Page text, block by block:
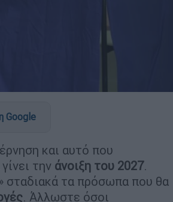
Google
και αυτό που
την άνοιξη του 2027.
σταδιακά τα πρόσωπα που θα
. Άλλωστε όσοι